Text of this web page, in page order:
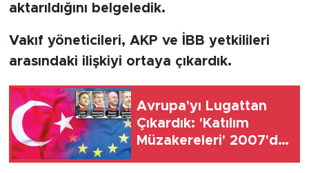
aktarıldığını belgeledik.
Vakıf yöneticileri, AKP ve İBB yetkilileri
arasındaki ilişkiyi ortaya çıkardık.
Avrupa'yı Lugattan
Çıkardık: 'Katılım
Müzakereleri' 2007'de,